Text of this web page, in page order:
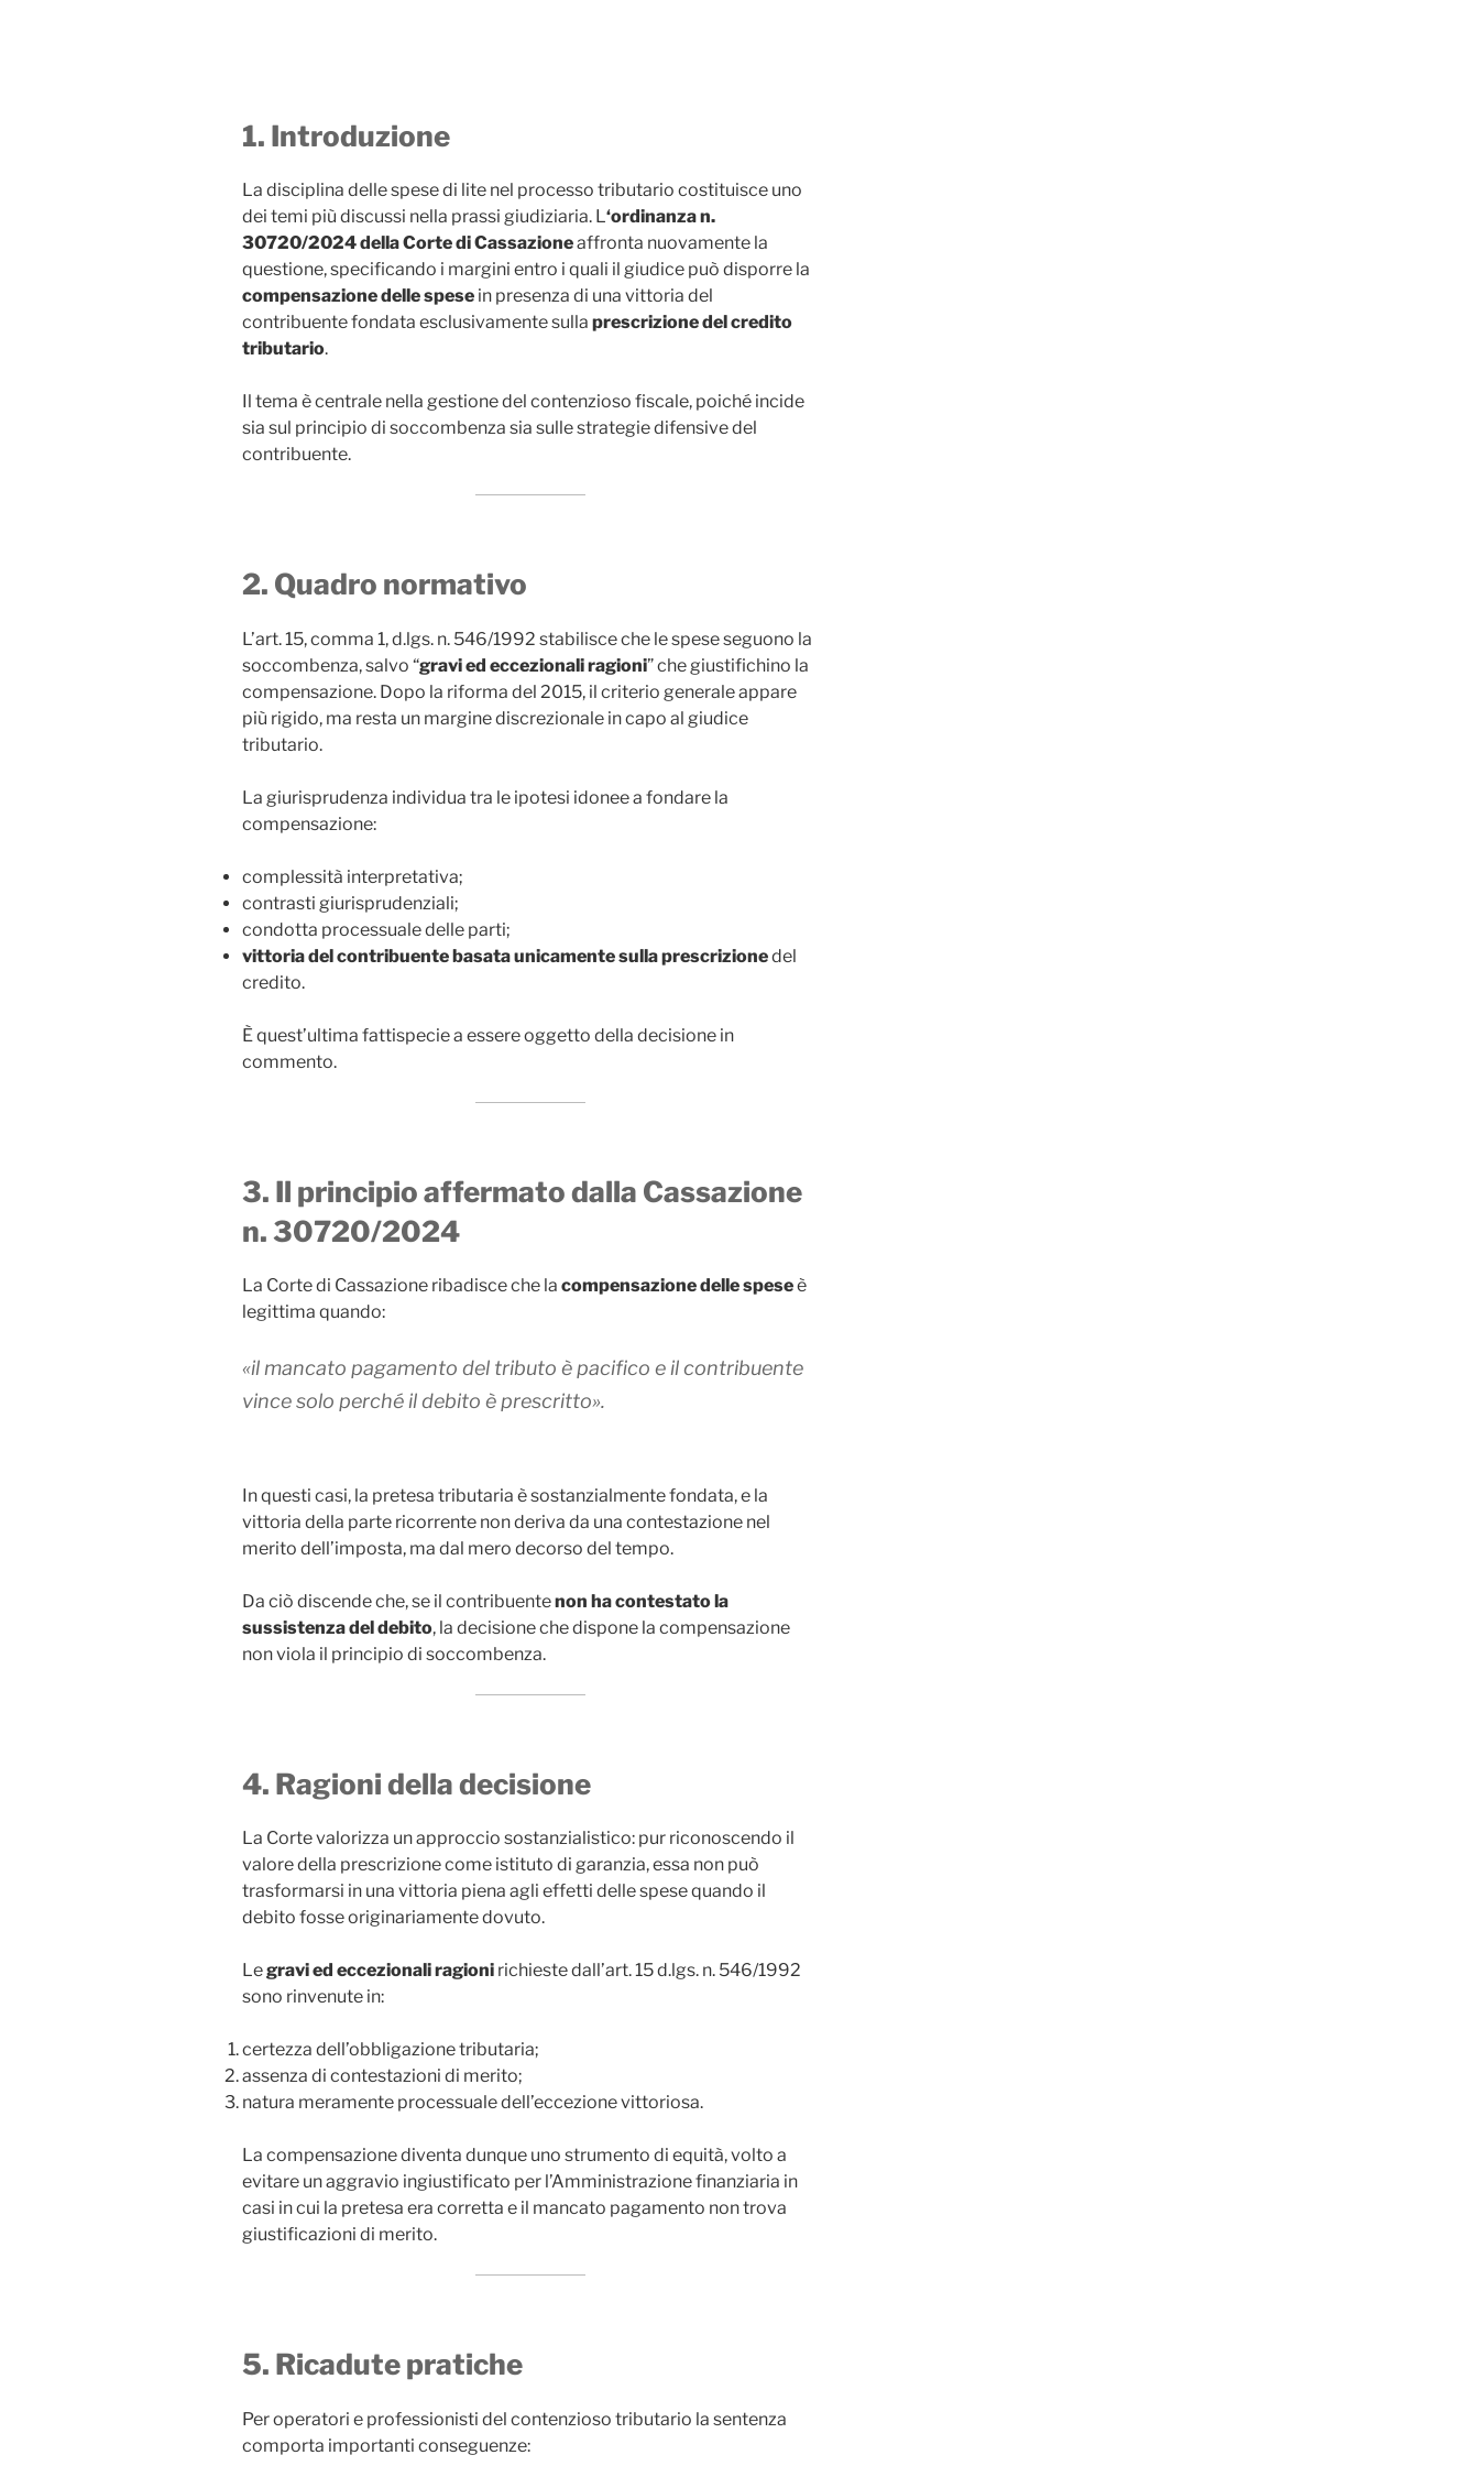
1. Introduzione
La disciplina delle spese di lite nel processo tributario costituisce uno
dei temi più discussi nella prassi giudiziaria. L‘ordinanza n.
30720/2024 della Corte di Cassazioneaffronta nuovamente la
questione, specificando i margini entro i quali il giudice può disporre la
compensazione delle spese in presenza di una vittoria del
contribuente fondata esclusivamente sulla prescrizione del credito
tributario.
Il tema è centrale nella gestione del contenzioso fiscale, poiché incide
sia sul principio di soccombenza sia sulle strategie difensive del
contribuente.
2. Quadro normativo
L’art. 15, comma 1, d.lgs. n. 546/1992 stabilisce che le spese seguono la
soccombenza, salvo “gravi ed eccezionali ragioni” che giustifichino la
compensazione. Dopo la riforma del 2015, il criterio generale appare
più rigido, ma resta un margine discrezionale in capo al giudice
tributario.
La giurisprudenza individua tra le ipotesi idonee a fondare la
compensazione:
complessità interpretativa;
contrasti giurisprudenziali;
condotta processuale delle parti;
vittoria del contribuente basata unicamente sulla prescrizionedel
credito.
È quest’ultima fattispecie a essere oggetto della decisione in
commento.
3. Il principio affermato dalla Cassazione
n. 30720/2024
La Corte di Cassazione ribadisce che la compensazione delle speseè
legittima quando:
«il mancato pagamento del tributo è pacifico e il contribuente
vince solo perché il debito è prescritto».
In questi casi, la pretesa tributaria è sostanzialmente fondata, e la
vittoria della parte ricorrente non deriva da una contestazione nel
merito dell’imposta, ma dal mero decorso del tempo.
Da ciò discende che, se il contribuentenon ha contestato la
sussistenza del debito, la decisione che dispone la compensazione
non viola il principio di soccombenza.
4. Ragioni della decisione
La Corte valorizza un approccio sostanzialistico: pur riconoscendo il
valore della prescrizione come istituto di garanzia, essa non può
trasformarsi in una vittoria piena agli effetti delle spese quando il
debito fosse originariamente dovuto.
Legravi ed eccezionali ragioni richieste dall’art. 15 d.lgs. n. 546/1992
sono rinvenute in:
certezza dell’obbligazione tributaria;
assenza di contestazioni di merito;
natura meramente processuale dell’eccezione vittoriosa.
La compensazione diventa dunque uno strumento di equità, volto a
evitare un aggravio ingiustificato per l’Amministrazione finanziaria in
casi in cui la pretesa era corretta e il mancato pagamento non trova
giustificazioni di merito.
5. Ricadute pratiche
Per operatori e professionisti del contenzioso tributario la sentenza
comporta importanti conseguenze: